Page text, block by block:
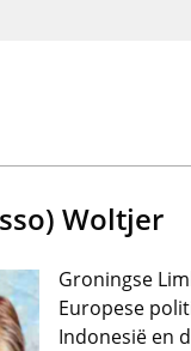
Woltjer
Groningse
Europese
Indonesië en